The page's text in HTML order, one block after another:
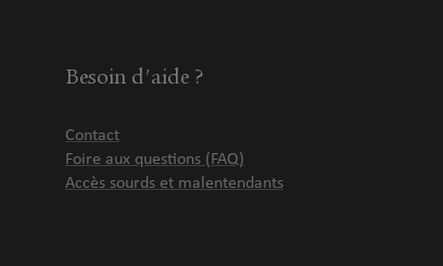
8 Séverine Jouy
12 RUE NICOLAS THUROT
Besoin d'aide ?
Contact
Foire aux questions (FAQ)
Accès sourds et malentendants